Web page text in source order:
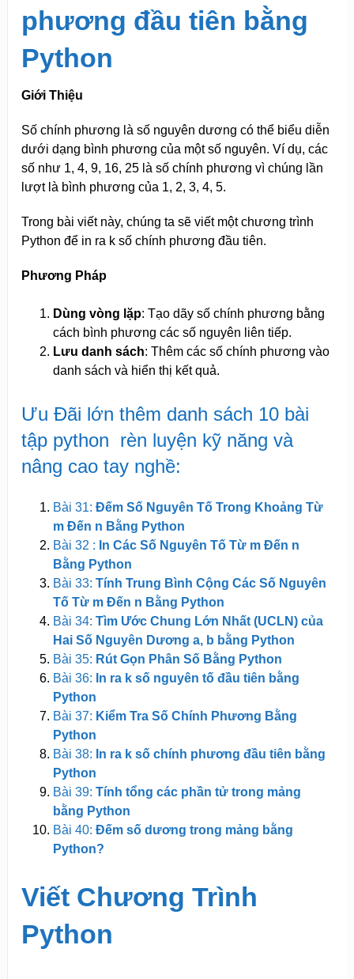
phương đầu tiên bằng
Python
Giới Thiệu
Số chính phương là số nguyên dương có thể biểu diễn
dưới dạng bình phương của một số nguyên. Ví dụ, các
số như 1, 4, 9, 16, 25 là số chính phương vì chúng lần
lượt là bình phương của 1, 2, 3, 4, 5.
Trong bài viết này, chúng ta sẽ viết một chương trình
Python để in ra k số chính phương đầu tiên.
Phương Pháp
Dùng vòng lặp: Tạo dãy số chính phương bằng
cách bình phương các số nguyên liên tiếp.
Lưu danh sách: Thêm các số chính phương vào
danh sách và hiển thị kết quả.
Ưu Đãi lớn thêm danh sách 10 bài
tập python rèn luyện kỹ năng và
nâng cao tay nghề:
Bài 31: Đếm Số Nguyên Tố Trong Khoảng Từ
m Đến n Bằng Python
Bài 32 : In Các Số Nguyên Tố Từ m Đến n
Bằng Python
Bài 33: Tính Trung Bình Cộng Các Số Nguyên
Tố Từ m Đến n Bằng Python
Bài 34: Tìm Ước Chung Lớn Nhất (UCLN) của
Hai Số Nguyên Dương a, b bằng Python
Bài 35: Rút Gọn Phân Số Bằng Python
Bài 36: In ra k số nguyên tố đầu tiên bằng
Python
Bài 37: Kiểm Tra Số Chính Phương Bằng
Python
Bài 38: In ra k số chính phương đầu tiên bằng
Python
Bài 39: Tính tổng các phần tử trong mảng
bằng Python
Bài 40: Đếm số dương trong mảng bằng
Python?
Viết Chương Trình
Python